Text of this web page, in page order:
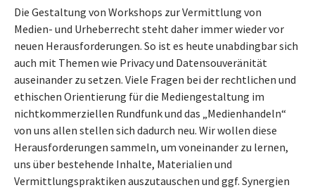
Die Gestaltung von Workshops zur Vermittlung von
Medien- und Urheberrecht steht daher immer wieder vor
neuen Herausforderungen. So ist es heute unabdingbar sich
auch mit Themen wie Privacy und Datensouveränität
auseinander zu setzen. Viele Fragen bei der rechtlichen und
ethischen Orientierung für die Mediengestaltung im
nichtkommerziellen Rundfunk und das „Medienhandeln“
von uns allen stellen sich dadurch neu. Wir wollen diese
Herausforderungen sammeln, um voneinander zu lernen,
uns über bestehende Inhalte, Materialien und
Vermittlungspraktiken auszutauschen und ggf. Synergien